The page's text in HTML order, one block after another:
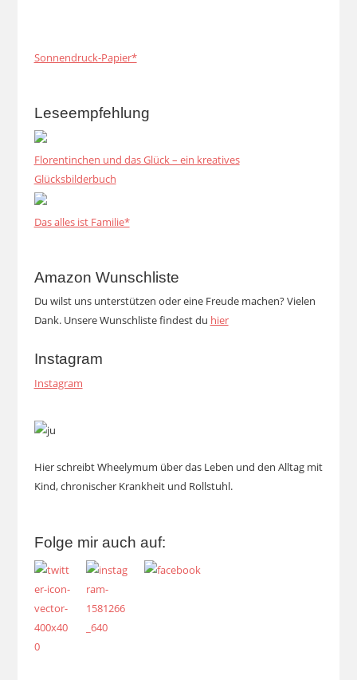
Sonnendruck-Papier*
Leseempfehlung
Florentinchen und das Glück – ein kreatives
Glücksbilderbuch
Das alles ist Familie*
Amazon Wunschliste
Du wilst uns unterstützen oder eine Freude machen? Vielen
Dank. Unsere Wunschliste findest du hier
Instagram
Instagram
Hier schreibt Wheelymum über das Leben und den Alltag mit
Kind, chronischer Krankheit und Rollstuhl.
Folge mir auch auf: